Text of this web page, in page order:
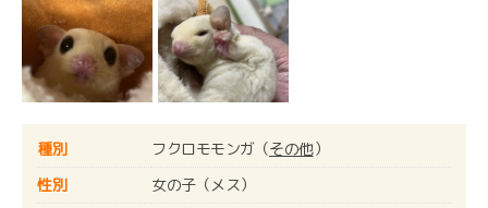
種別 フクロモモンガ（その他）
性別
女の子（メス）